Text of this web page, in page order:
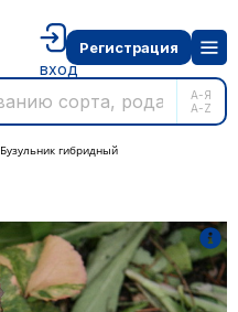
А-Я
A-Z
вход
Регистрация
Бузульник гибридный